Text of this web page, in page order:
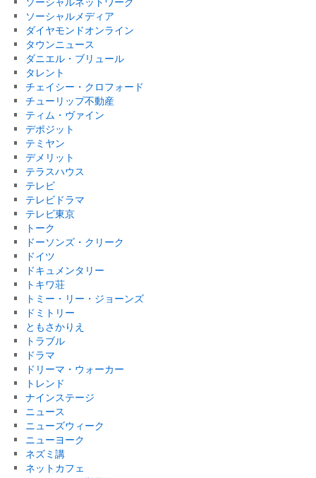
ソーシャルメディア
ダイヤモンドオンライン
タウンニュース
ダニエル・ブリュール
タレント
チェイシー・クロフォード
チューリップ不動産
ティム・ヴァイン
デポジット
テミヤン
デメリット
テラスハウス
テレビ
テレビドラマ
テレビ東京
トーク
ドーソンズ・クリーク
ドイツ
ドキュメンタリー
トキワ荘
トミー・リー・ジョーンズ
ドミトリー
ともさかりえ
トラブル
ドラマ
ドリーマ・ウォーカー
トレンド
ナインステージ
ニュース
ニューズウィーク
ニューヨーク
ネズミ講
ネットカフェ